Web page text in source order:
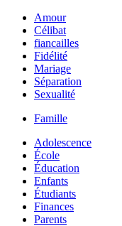
Amour
Célibat
fiancailles
Fidélité
Mariage
Séparation
Sexualité
Famille
Adolescence
École
Éducation
Enfants
Étudiants
Finances
Parents